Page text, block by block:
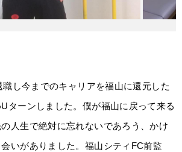
し今までのキャリアを福山に還元した
ターンしました。僕が福山に戻って来る
人生で絶対に忘れないであろう、かけ
いがありました。福山シティFC前監